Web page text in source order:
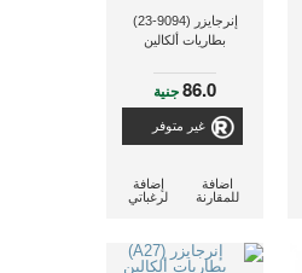
إنرجايزر (9094-23)
بطاريات ألكالين
86.0جنية
غير متوفر
إضافة
لرغباتي
اضافة
للمقارنة